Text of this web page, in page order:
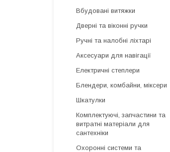
Вбудовані витяжки
Дверні та віконні ручки
Ручні та налобні ліхтарі
Аксесуари для навігації
Електричні степлери
Блендери, комбайни, міксери
Шкатулки
Комплектуючі, запчастини та
витратні матеріали для
сантехніки
Охоронні системи та